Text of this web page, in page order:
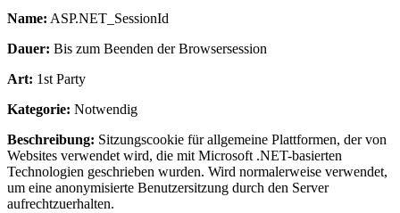
Name: ASP.NET_SessionId
Dauer: Bis zum Beenden der Browsersession
Art: 1st Party
Kategorie: Notwendig
Beschreibung: Sitzungscookie für allgemeine Plattformen, der von
Websites verwendet wird, die mit Microsoft .NET-basierten
Technologien geschrieben wurden. Wird normalerweise verwendet,
um eine anonymisierte Benutzersitzung durch den Server
aufrechtzuerhalten.